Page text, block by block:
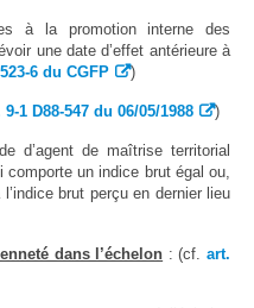
à la promotion interne des
une date d’effet antérieure à
6 du CGFP )
9-1 D88-547 du 06/05/1988 )
d’agent de maîtrise territorial
comporte un indice brut égal ou,
brut perçu en dernier lieu
dans l’échelon : (cf. art.